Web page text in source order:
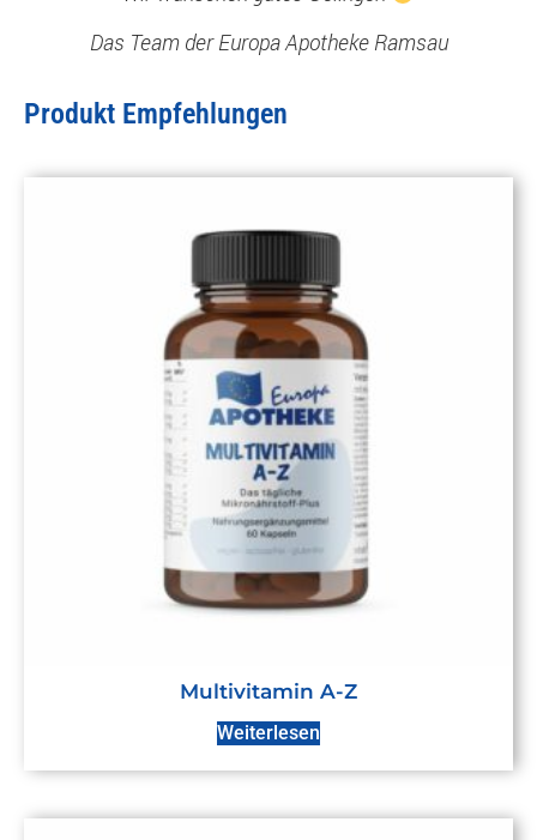
Das Team der Europa Apotheke Ramsau
Produkt Empfehlungen
Multivitamin A-Z
Weiterlesen